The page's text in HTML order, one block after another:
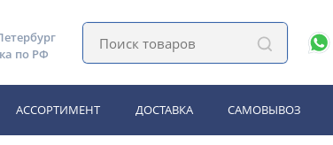
по РФ
АССОРТИМЕНТ ДОСТАВКА САМОВЫВОЗ
двери, поддоны Душевая дверь River BERING 110
River BERING 110 МТ